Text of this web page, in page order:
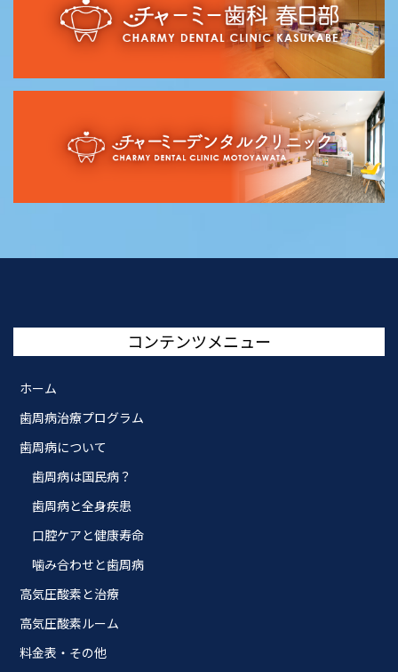
コンテンツメニュー
ホーム
歯周病治療プログラム
歯周病について
歯周病は国民病？
歯周病と全身疾患
口腔ケアと健康寿命
噛み合わせと歯周病
高気圧酸素と治療
高気圧酸素ルーム
料金表・その他